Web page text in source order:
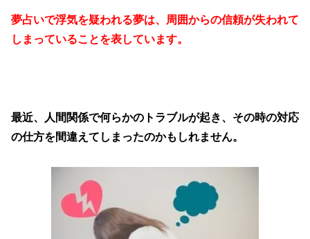
夢占いで浮気を疑われる夢は、周囲からの信頼が失われて
しまっていることを表しています。
最近、人間関係で何らかのトラブルが起き、その時の対応
の仕方を間違えてしまったのかもしれません。